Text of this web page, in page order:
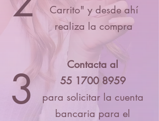
Carrito" y desde ahí
realiza la compra
3
Contacta al
55 1700 8959
para solicitar la cuenta
bancaria para el